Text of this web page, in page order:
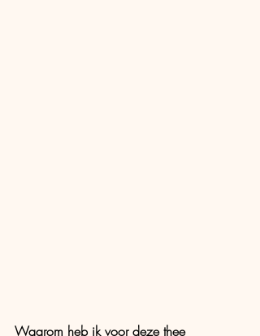
Waarom heb ik voor deze thee